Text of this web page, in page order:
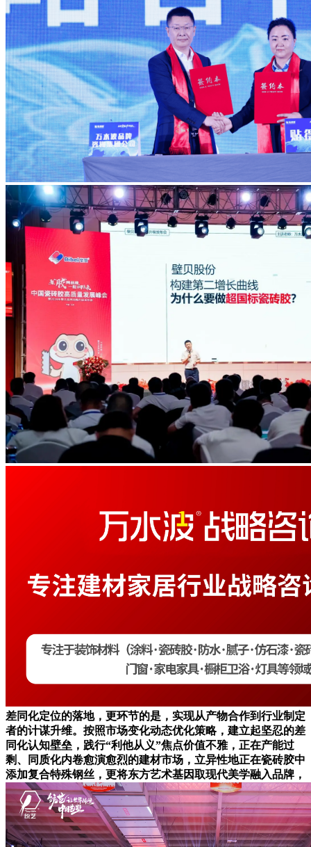
差同化定位的落地，更环节的是，实现从产物合作到行业制定
者的计谋升维。按照市场变化动态优化策略，建立起坚忍的差
同化认知壁垒，践行“利他从义”焦点价值不雅，正在产能过
剩、同质化内卷愈演愈烈的建材市场，立异性地正在瓷砖胶中
添加复合特殊钢丝，更将东方艺术基因取现代美学融入品牌，